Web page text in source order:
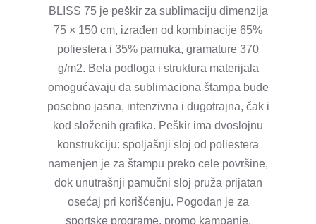
BLISS 75 je peškir za sublimaciju dimenzija
75 × 150 cm, izrađen od kombinacije 65%
poliestera i 35% pamuka, gramature 370
g/m2. Bela podloga i struktura materijala
omogućavaju da sublimaciona štampa bude
posebno jasna, intenzivna i dugotrajna, čak i
kod složenih grafika. Peškir ima dvoslojnu
konstrukciju: spoljašnji sloj od poliestera
namenjen je za štampu preko cele površine,
dok unutrašnji pamučni sloj pruža prijatan
osećaj pri korišćenju. Pogodan je za
sportske programe, promo kampanje,